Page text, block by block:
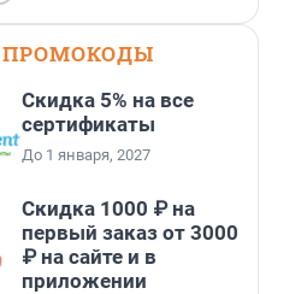
ПРОМОКОДЫ
Скидка 5% на все
сертификаты
До 1 января, 2027
Скидка 1000 ₽ на
первый заказ от 3000
₽ на сайте и в
приложении